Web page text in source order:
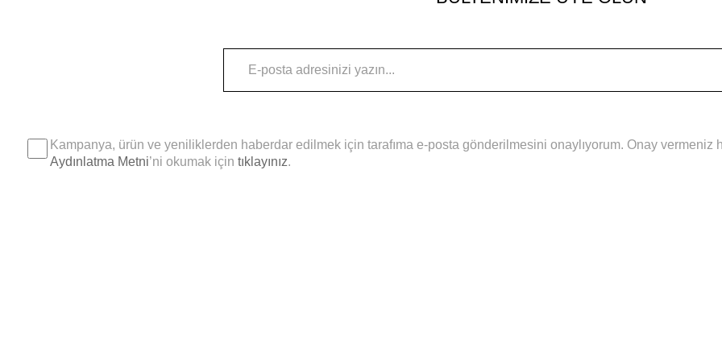
Kampanya, ürün ve yeniliklerden haberdar edilmek için tarafıma e-posta gönderilmesini onaylıyorum. Onay
Aydınlatma Metni’ni okumak için tıklayınız.